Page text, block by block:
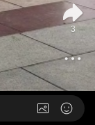
3